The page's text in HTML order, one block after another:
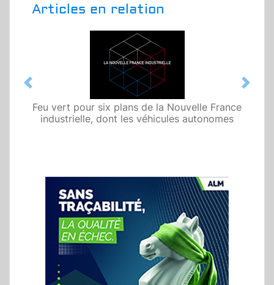
Articles en relation
Feu vert pour six plans de la Nouvelle France
industrielle, dont les véhicules autonomes
Previous Next